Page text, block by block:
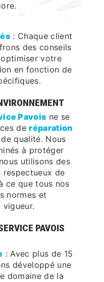
: Chaque client
des conseils
votre
en fonction de
Pavois ne se
deréparation
de qualité. Nous
à protéger
utilisons des
de
ce que tous nos
normes et
vigueur.
PAVOIS
: Avec plus de 15
développé une
domaine de la